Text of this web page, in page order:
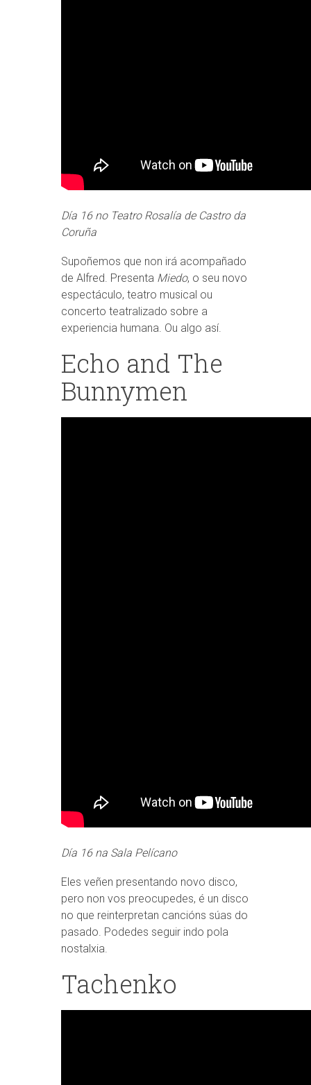
Día 16 no Teatro Rosalía de Castro da
Coruña
Supoñemos que non irá acompañado
de Alfred. Presenta Miedo, o seu novo
espectáculo, teatro musical ou
concerto teatralizado sobre a
experiencia humana. Ou algo así.
Echo and The
Bunnymen
Día 16 na Sala Pelícano
Eles veñen presentando novo disco,
pero non vos preocupedes, é un disco
no que reinterpretan cancións súas do
pasado. Podedes seguir indo pola
nostalxia.
Tachenko